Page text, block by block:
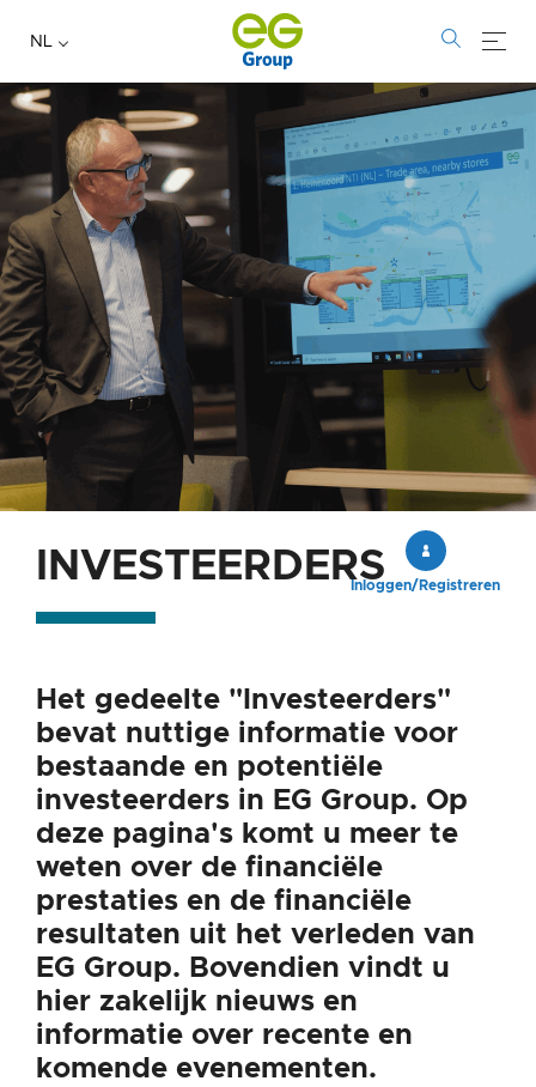
NL
area
Inloggen/Registreren
INVESTEERDERS
INVESTEERDERS
Het gedeelte "Investeerders"
bevat nuttige informatie voor
bestaande en potentiële
investeerders in EG Group. Op
deze pagina's komt u meer te
weten over de financiële
prestaties en de financiële
resultaten uit het verleden van
EG Group. Bovendien vindt u
hier zakelijk nieuws en
informatie over recente en
komende evenementen.